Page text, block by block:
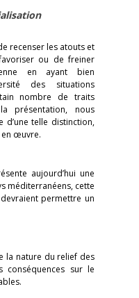
recenser les atouts et
ou de freiner
en ayant bien
des situations
nombre de traits
présentation, nous
d’une telle distinction,
en œuvre.
aujourd’hui une
méditerranéens, cette
permettre un
la nature du relief des
conséquences sur le